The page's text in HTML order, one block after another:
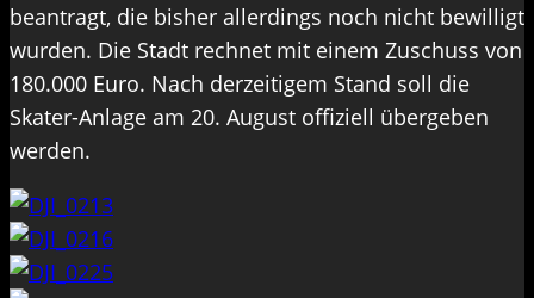
beantragt, die bisher allerdings noch nicht bewilligt
wurden. Die Stadt rechnet mit einem Zuschuss von
180.000 Euro. Nach derzeitigem Stand soll die
Skater-Anlage am 20. August offiziell übergeben
werden.